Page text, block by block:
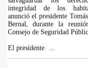
integridad de los
anunció el presidente
Bernal, durante la
Consejo de Seguridad
El presidente